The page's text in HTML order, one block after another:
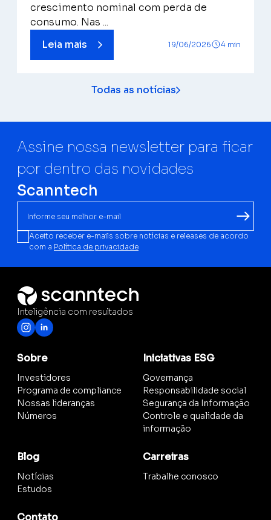
crescimento nominal com perda de
consumo. Nas ...
Leia mais
19/06/2026 4 min
Todas as notícias
Assine nossa newsletter para ficar
por dentro das novidades
Scanntech
Aceito receber e-mails sobre notícias e releases de acordo
com a Política de privacidade
Inteligência com resultados
Sobre
Investidores
Programa de compliance
Nossas lideranças
Números
Iniciativas ESG
Governança
Responsabilidade social
Segurança da Informação
Controle e qualidade da
informação
Blog
Notícias
Estudos
Carreiras
Trabalhe conosco
Contato